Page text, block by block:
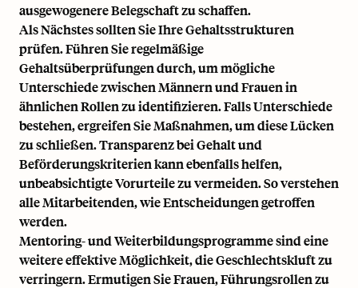
ausgewogenere Belegschaft zu schaffen.
Als Nächstes sollten Sie Ihre Gehaltsstrukturen
prüfen. Führen Sie regelmäßige
Gehaltsüberprüfungen durch, um mögliche
Unterschiede zwischen Männern und Frauen in
ähnlichen Rollen zu identifizieren. Falls Unterschiede
bestehen, ergreifen Sie Maßnahmen, um diese Lücken
zu schließen. Transparenz bei Gehalt und
Beförderungskriterien kann ebenfalls helfen,
unbeabsichtigte Vorurteile zu vermeiden. So verstehen
alle Mitarbeitenden, wie Entscheidungen getroffen
werden.
Mentoring- und Weiterbildungsprogramme sind eine
weitere effektive Möglichkeit, die Geschlechtskluft zu
verringern. Ermutigen Sie Frauen, Führungsrollen zu